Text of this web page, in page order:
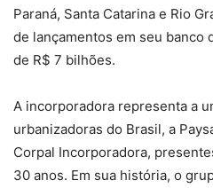
Paraná, Santa Catarina e Rio
de lançamentos em seu banco
de R$ 7 bilhões.
A incorporadora representa a
urbanizadoras do Brasil, a
Corpal Incorporadora,
30 anos. Em sua história, o